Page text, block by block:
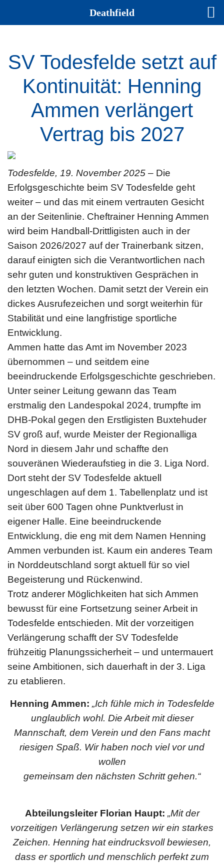
SV Todesfelde setzt auf
Kontinuität: Henning
Ammen verlängert
Vertrag bis 2027
Todesfelde, 19. November 2025 – Die
Erfolgsgeschichte beim SV Todesfelde geht
weiter – und das mit einem vertrauten Gesicht
an der Seitenlinie. Cheftrainer Henning Ammen
wird beim Handball-Drittligisten auch in der
Saison 2026/2027 auf der Trainerbank sitzen,
darauf einigten sich die Verantwortlichen nach
sehr guten und konstruktiven Gesprächen in
den letzten Wochen. Damit setzt der Verein ein
dickes Ausrufezeichen und sorgt weiterhin für
Stabilität und eine langfristige sportliche
Entwicklung.
Ammen hatte das Amt im November 2023
übernommen – und seitdem eine
beeindruckende Erfolgsgeschichte geschrieben.
Unter seiner Leitung gewann das Team
erstmalig den Landespokal 2024, trumpfte im
DHB-Pokal gegen den Erstligisten Buxtehuder
SV groß auf, wurde Meister der Regionalliga
Nord in diesem Jahr und schaffte den
souveränen Wiederaufstieg in die 3. Liga Nord.
Dort steht der SV Todesfelde aktuell
ungeschlagen auf dem 1. Tabellenplatz und ist
seit über 600 Tagen ohne Punktverlust in
eigener Halle. Eine beeindruckende
Entwicklung, die eng mit dem Namen Henning
Ammen verbunden ist. Kaum ein anderes Team
in Norddeutschland sorgt aktuell für so viel
Begeisterung und Rückenwind.
Trotz anderer Möglichkeiten hat sich Ammen
bewusst für eine Fortsetzung seiner Arbeit in
Todesfelde entschieden. Mit der vorzeitigen
Verlängerung schafft der SV Todesfelde
frühzeitig Planungssicherheit – und untermauert
seine Ambitionen, sich dauerhaft in der 3. Liga
zu etablieren.
Henning Ammen: „Ich fühle mich in Todesfelde
unglaublich wohl. Die Arbeit mit dieser
Mannschaft, dem Verein und den Fans macht
riesigen Spaß. Wir haben noch viel vor und
wollen
gemeinsam den nächsten Schritt gehen.“
Abteilungsleiter Florian Haupt: „Mit der
vorzeitigen Verlängerung setzen wir ein starkes
Zeichen. Henning hat eindrucksvoll bewiesen,
dass er sportlich und menschlich perfekt zum
Deathfield